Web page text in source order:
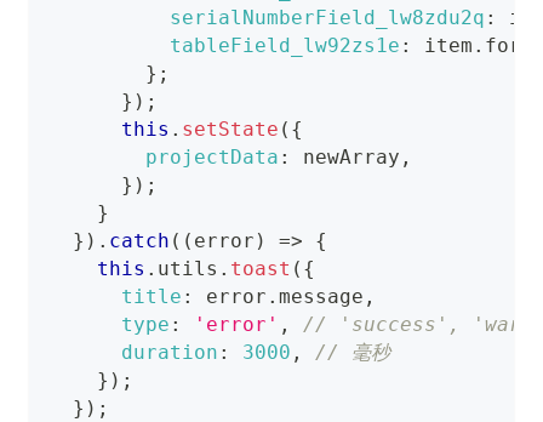
serialNumberField_lw8zdu2q :
tableField_lw92zs1e : item .
} ;
} ) ;
this . setState ( {
projectData : newArray ,
} ) ;
}
} ) . catch ( ( error ) =>
{
this . utils . toast ( {
title : error . message ,
type : 'error' ,
// 'success',
duration : 3000 ,
// 毫秒
} ) ;
} ) ;